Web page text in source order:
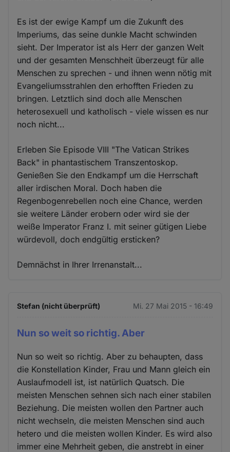
Es ist der ewige Kampf um die Zukunft des
Imperiums, das seine dunkle Macht schwinden
sieht. Der Imperator ist als Herr der ganzen Welt
und der gesamten Menschheit überzeugt für alle
Menschen zu sprechen - und ihnen wenn nötig mit
Evangeliumsstrahlen den erhofften Frieden zu
bringen. Letztlich sind doch alle Menschen
heterosexuell und katholisch - viele wissen es nur
noch nicht...
Erleben Sie Episode VIII "The Vatican Strikes
Back" in phantastischem Transzentoskop.
Genießen Sie den Endkampf um die Herrschaft
aller irdischen Moral. Doch haben die
Regenbogenrebellen noch eine Chance, werden
sie weitere Länder erobern oder wird sie der
weiße Imperator Franz I. mit seiner gütigen Liebe
würdevoll, doch endgültig ersticken?
Demnächst in Ihrer Irrenanstalt...
Stefan (nicht überprüft) Mi. 27 Mai 2015 - 16:49
Nun so weit so richtig. Aber
Nun so weit so richtig. Aber zu behaupten, dass
die Konstellation Kinder, Frau und Mann gleich ein
Auslaufmodell ist, ist natürlich Quatsch. Die
meisten Menschen sehnen sich nach einer stabilen
Beziehung. Die meisten wollen den Partner auch
nicht wechseln, die meisten Menschen sind auch
hetero und die meisten wollen Kinder. Es wird also
immer eine Mehrheit geben, die anstrebt in einer